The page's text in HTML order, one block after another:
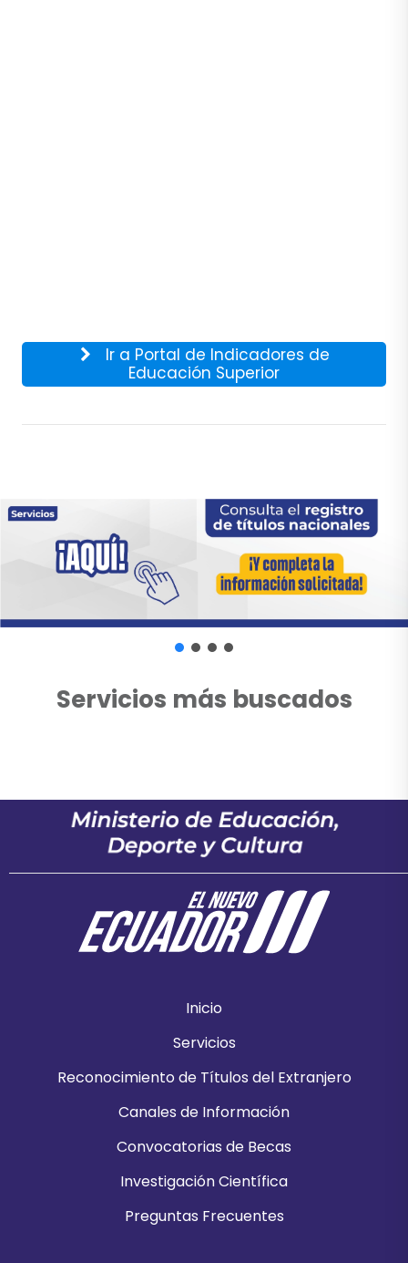
Ir a Portal de Indicadores de
Educación Superior
Servicios más buscados
Inicio
Servicios
Reconocimiento de Títulos del Extranjero
Canales de Información
Convocatorias de Becas
Investigación Científica
Preguntas Frecuentes